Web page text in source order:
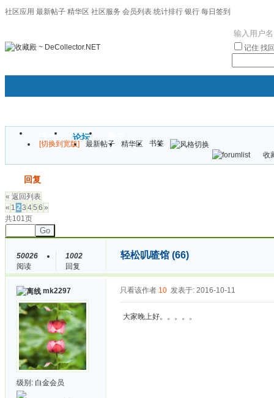
社区应用 最新帖子 精华区 社区服务 会员列表 统计排行 银行 每日签到
记住 找
门户 论坛
[切换到宽版] 最新帖子 精华区
书签
收
回复
« 返回列表
« 1 23 45 6 »
共101页
Go
50026
阅读
1002
回复
轻松叽喳馆 (66)
mk2297
级别: 白金会员
只看该作者 10 发表于: 2016-10-11
大家晚上好。。。。。